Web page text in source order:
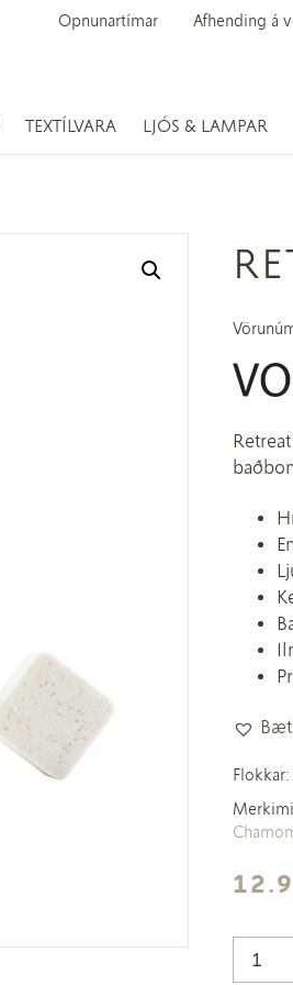
Opnunartímar Afhending á
TEXTÍLVARA LJÓS & LAMPAR
Flokkar: